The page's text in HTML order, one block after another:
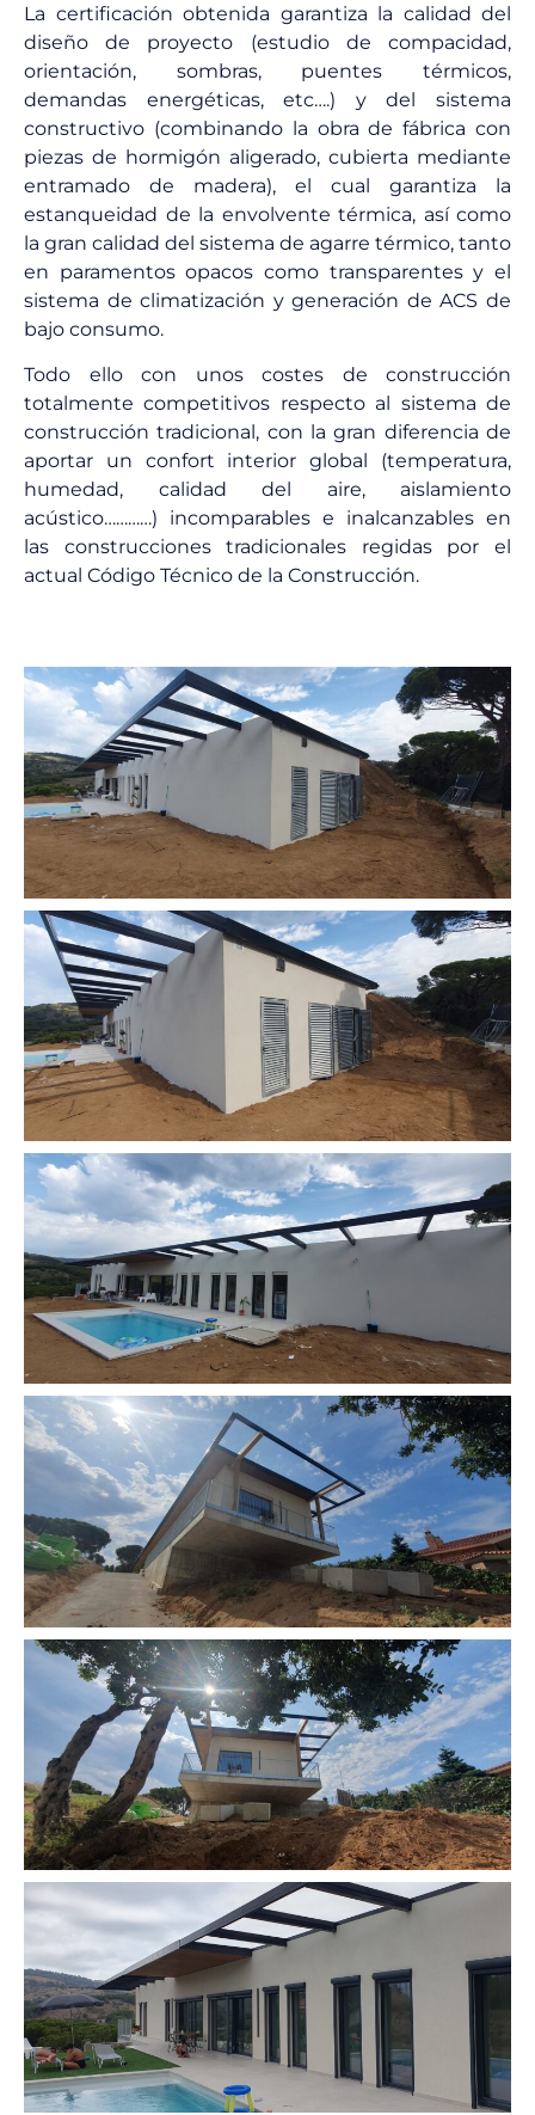
La certificación obtenida garantiza la calidad del
diseño de proyecto (estudio de compacidad,
orientación, sombras, puentes térmicos,
demandas energéticas, etc….) y del sistema
constructivo (combinando la obra de fábrica con
piezas de hormigón aligerado, cubierta mediante
entramado de madera), el cual garantiza la
estanqueidad de la envolvente térmica, así como
la gran calidad del sistema de agarre térmico, tanto
en paramentos opacos como transparentes y el
sistema de climatización y generación de ACS de
bajo consumo.
Todo ello con unos costes de construcción
totalmente competitivos respecto al sistema de
construcción tradicional, con la gran diferencia de
aportar un confort interior global (temperatura,
humedad, calidad del aire, aislamiento
acústico…………) incomparables e inalcanzables en
las construcciones tradicionales regidas por el
actual Código Técnico de la Construcción.